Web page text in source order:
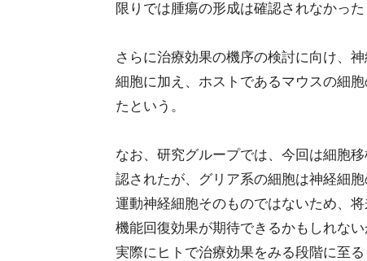
限りでは腫瘍の形成は確認されなかった
さらに治療効果の機序の検討に向け、
細胞に加え、ホストであるマウスの細
たという。
なお、研究グループでは、今回は細胞
認されたが、グリア系の細胞は神経細
運動神経細胞そのものではないため、
機能回復効果が期待できるかもしれな
実際にヒトで治療効果をみる段階に至